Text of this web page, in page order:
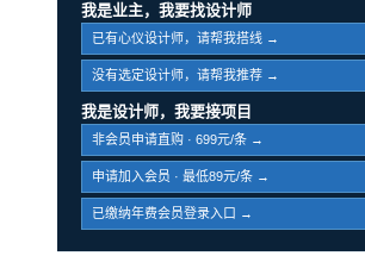
我是业主，我要找设计师
已有心仪设计师，请帮我搭线 →
没有选定设计师，请帮我推荐 →
我是设计师，我要接项目
非会员申请直购 · 699元/条 →
申请加入会员 · 最低89元/条 →
已缴纳年费会员登录入口 →